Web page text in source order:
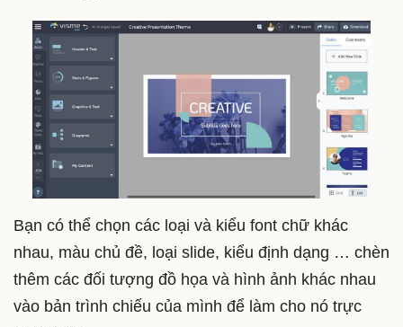
Bạn có thể chọn các loại và kiểu font chữ khác
nhau, màu chủ đề, loại slide, kiểu định dạng … chèn
thêm các đối tượng đồ họa và hình ảnh khác nhau
vào bản trình chiếu của mình để làm cho nó trực